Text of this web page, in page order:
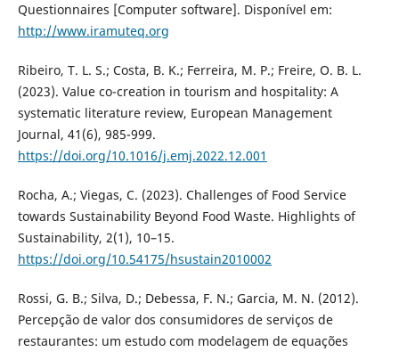
Questionnaires [Computer software]. Disponível em:
http://www.iramuteq.org
Ribeiro, T. L. S.; Costa, B. K.; Ferreira, M. P.; Freire, O. B. L.
(2023). Value co-creation in tourism and hospitality: A
systematic literature review, European Management
Journal, 41(6), 985-999.
https://doi.org/10.1016/j.emj.2022.12.001
Rocha, A.; Viegas, C. (2023). Challenges of Food Service
towards Sustainability Beyond Food Waste. Highlights of
Sustainability, 2(1), 10–15.
https://doi.org/10.54175/hsustain2010002
Rossi, G. B.; Silva, D.; Debessa, F. N.; Garcia, M. N. (2012).
Percepção de valor dos consumidores de serviços de
restaurantes: um estudo com modelagem de equações